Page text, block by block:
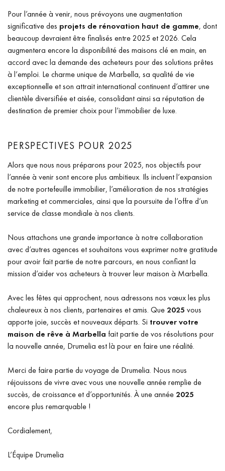
Pour l’année à venir, nous prévoyons une augmentation
significative des projets de rénovation haut de gamme, dont
beaucoup devraient être finalisés entre 2025 et 2026. Cela
augmentera encore la disponibilité des maisons clé en main, en
accord avec la demande des acheteurs pour des solutions prêtes
à l’emploi. Le charme unique de Marbella, sa qualité de vie
exceptionnelle et son attrait international continuent d’attirer une
clientèle diversifiée et aisée, consolidant ainsi sa réputation de
destination de premier choix pour l’immobilier de luxe.
PERSPECTIVES POUR 2025
Alors que nous nous préparons pour 2025, nos objectifs pour
l’année à venir sont encore plus ambitieux. Ils incluent l’expansion
de notre portefeuille immobilier, l’amélioration de nos stratégies
marketing et commerciales, ainsi que la poursuite de l’offre d’un
service de classe mondiale à nos clients.
Nous attachons une grande importance à notre collaboration
avec d’autres agences et souhaitons vous exprimer notre gratitude
pour avoir fait partie de notre parcours, en nous confiant la
mission d’aider vos acheteurs à trouver leur maison à Marbella.
Avec les fêtes qui approchent, nous adressons nos vœux les plus
chaleureux à nos clients, partenaires et amis. Que 2025 vous
apporte joie, succès et nouveaux départs. Si trouver votre
maison de rêve à Marbella fait partie de vos résolutions pour
la nouvelle année, Drumelia est là pour en faire une réalité.
Merci de faire partie du voyage de Drumelia. Nous nous
réjouissons de vivre avec vous une nouvelle année remplie de
succès, de croissance et d’opportunités. À une année 2025
encore plus remarquable !
Cordialement,
L’Équipe Drumelia